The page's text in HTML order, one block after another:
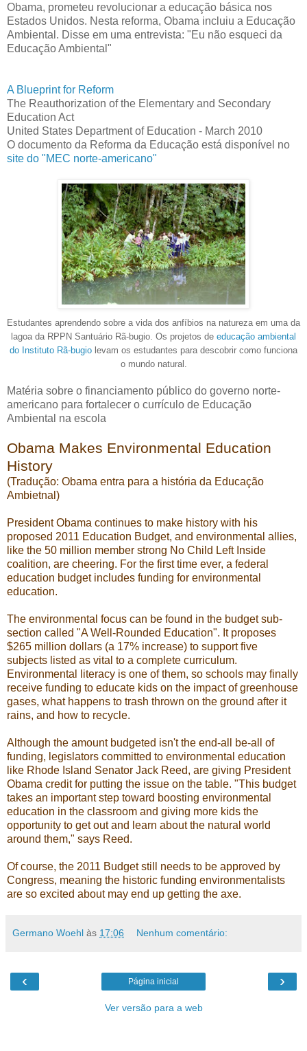
Obama, prometeu revolucionar a educação básica nos
Estados Unidos. Nesta reforma, Obama incluiu a Educação
Ambiental. Disse em uma entrevista: "Eu não esqueci da
Educação Ambiental"
A Blueprint for Reform
The Reauthorization of the Elementary and Secondary
Education Act
United States Department of Education - March 2010
O documento da Reforma da Educação está disponível no
site do "MEC norte-americano"
Estudantes aprendendo sobre a vida dos anfíbios na natureza em uma da
lagoa da RPPN Santuário Rã-bugio. Os projetos de educação ambiental
do Instituto Rã-bugio levam os estudantes para descobrir como funciona
o mundo natural.
Matéria sobre o financiamento público do governo norte-
americano para fortalecer o currículo de Educação
Ambiental na escola
Obama Makes Environmental Education
History
(Tradução: Obama entra para a história da Educação
Ambietnal)
President Obama continues to make history with his
proposed 2011 Education Budget, and environmental allies,
like the 50 million member strong No Child Left Inside
coalition, are cheering. For the first time ever, a federal
education budget includes funding for environmental
education.
The environmental focus can be found in the budget sub-
section called "A Well-Rounded Education". It proposes
$265 million dollars (a 17% increase) to support five
subjects listed as vital to a complete curriculum.
Environmental literacy is one of them, so schools may finally
receive funding to educate kids on the impact of greenhouse
gases, what happens to trash thrown on the ground after it
rains, and how to recycle.
Although the amount budgeted isn't the end-all be-all of
funding, legislators committed to environmental education
like Rhode Island Senator Jack Reed, are giving President
Obama creditfor putting the issue on the table. "This budget
takes an important step toward boosting environmental
education in the classroom and giving more kids the
opportunity to get out and learn about the natural world
around them," says Reed.
Of course, the 2011 Budget still needs to be approved by
Congress, meaning the historic funding environmentalists
are so excited about may end up getting the axe.
Germano Woehl às 17:06 Nenhum comentário:
‹ ›
Página inicial
Ver versão para a web